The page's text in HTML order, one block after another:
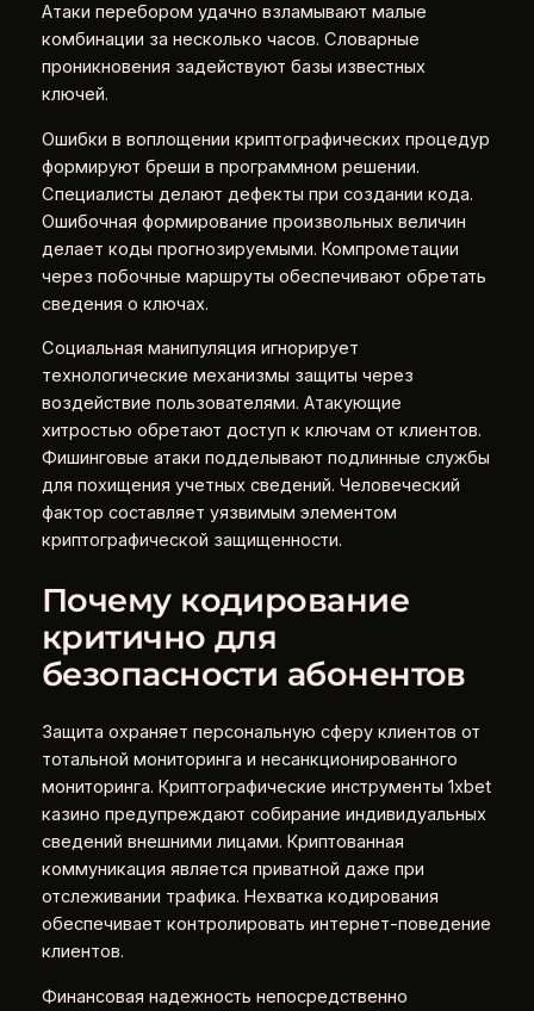
Атаки перебором удачно взламывают малые
комбинации за несколько часов. Словарные
проникновения задействуют базы известных
ключей.
Ошибки в воплощении криптографических процедур
формируют бреши в программном решении.
Специалисты делают дефекты при создании кода.
Ошибочная формирование произвольных величин
делает коды прогнозируемыми. Компрометации
через побочные маршруты обеспечивают обретать
сведения о ключах.
Социальная манипуляция игнорирует
технологические механизмы защиты через
воздействие пользователями. Атакующие
хитростью обретают доступ к ключам от клиентов.
Фишинговые атаки подделывают подлинные службы
для похищения учетных сведений. Человеческий
фактор составляет уязвимым элементом
криптографической защищенности.
Почему кодирование
критично для
безопасности абонентов
Защита охраняет персональную сферу клиентов от
тотальной мониторинга и несанкционированного
мониторинга. Криптографические инструменты 1xbet
казино предупреждают собирание индивидуальных
сведений внешними лицами. Криптованная
коммуникация является приватной даже при
отслеживании трафика. Нехватка кодирования
обеспечивает контролировать интернет-поведение
клиентов.
Финансовая надежность непосредственно